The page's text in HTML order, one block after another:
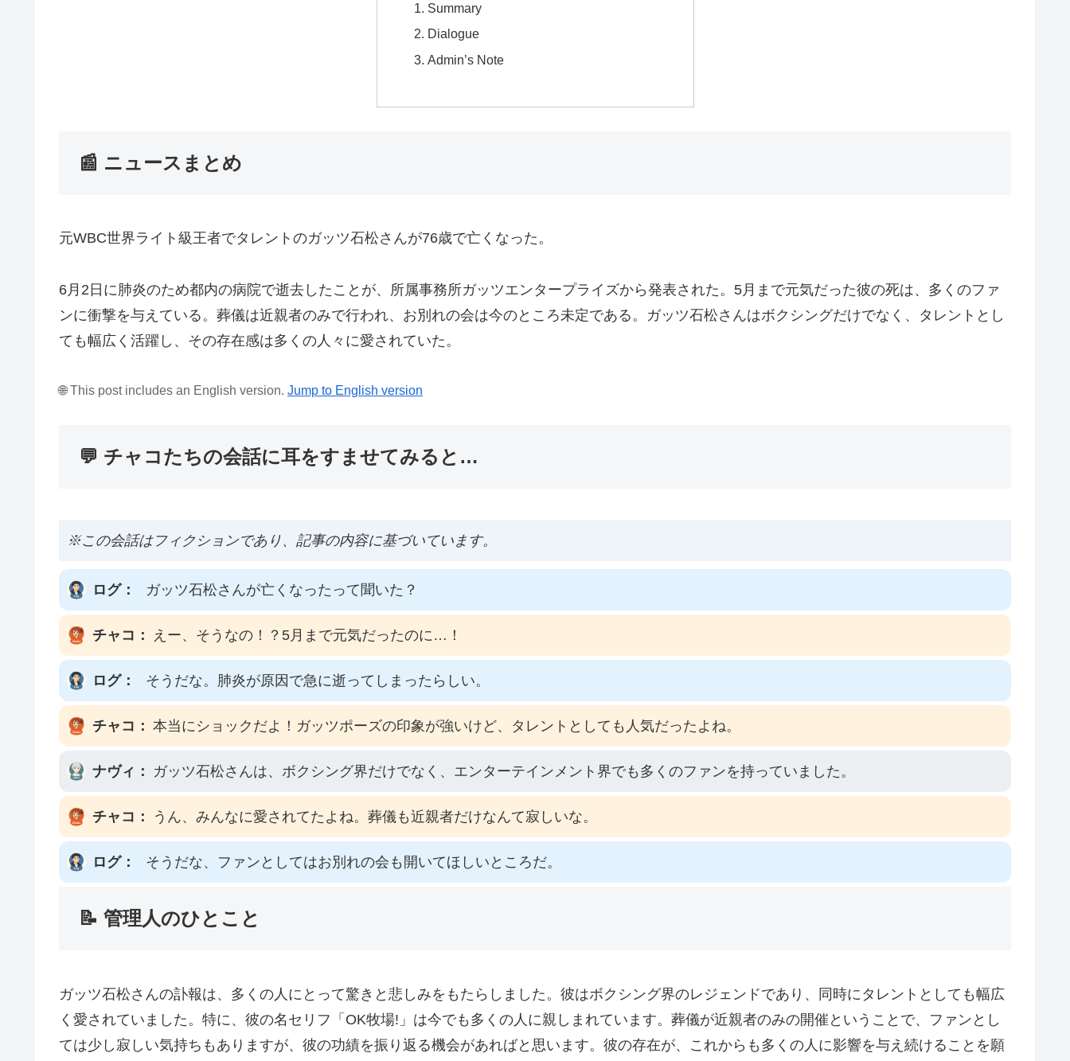
Summary
Dialogue
Admin’s Note
📰 ニュースまとめ
元WBC世界ライト級王者でタレントのガッツ石松さんが76歳で亡くなった。
6月2日に肺炎のため都内の病院で逝去したことが、所属事務所ガッツエンタープライズから発表された。5月まで元気だった彼の死は、多くのファ
ンに衝撃を与えている。葬儀は近親者のみで行われ、お別れの会は今のところ未定である。ガッツ石松さんはボクシングだけでなく、タレントとし
ても幅広く活躍し、その存在感は多くの人々に愛されていた。
🌐 This post includes an English version. Jump to English version
💬 チャコたちの会話に耳をすませてみると…
※この会話はフィクションであり、記事の内容に基づいています。
ログ： ガッツ石松さんが亡くなったって聞いた？
チャコ： えー、そうなの！？5月まで元気だったのに…！
ログ： そうだな。肺炎が原因で急に逝ってしまったらしい。
チャコ： 本当にショックだよ！ガッツポーズの印象が強いけど、タレントとしても人気だったよね。
ナヴィ： ガッツ石松さんは、ボクシング界だけでなく、エンターテインメント界でも多くのファンを持っていました。
チャコ： うん、みんなに愛されてたよね。葬儀も近親者だけなんて寂しいな。
ログ： そうだな、ファンとしてはお別れの会も開いてほしいところだ。
📝 管理人のひとこと
ガッツ石松さんの訃報は、多くの人にとって驚きと悲しみをもたらしました。彼はボクシング界のレジェンドであり、同時にタレントとしても幅広
く愛されていました。特に、彼の名セリフ「OK牧場!」は今でも多くの人に親しまれています。葬儀が近親者のみの開催ということで、ファンとし
ては少し寂しい気持ちもありますが、彼の功績を振り返る機会があればと思います。彼の存在が、これからも多くの人に影響を与え続けることを願